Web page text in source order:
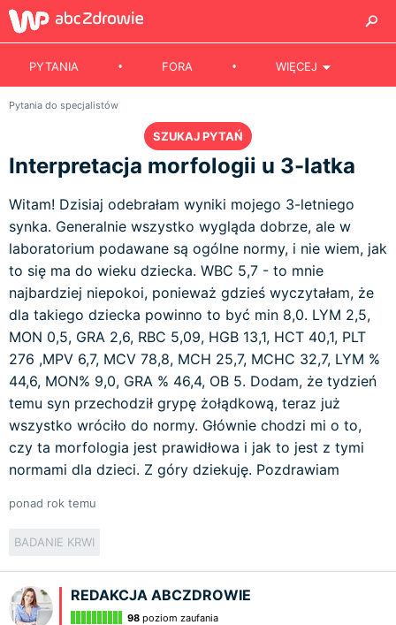
PYTANIA FORA WIĘCEJ
Pytania do specjalistów
SZUKAJ PYTAŃ
Interpretacja morfologii u 3-latka
Witam! Dzisiaj odebrałam wyniki mojego 3-letniego
synka. Generalnie wszystko wygląda dobrze, ale w
laboratorium podawane są ogólne normy, i nie wiem, jak
to się ma do wieku dziecka. WBC 5,7 - to mnie
najbardziej niepokoi, ponieważ gdzieś wyczytałam, że
dla takiego dziecka powinno to być min 8,0. LYM 2,5,
MON 0,5, GRA 2,6, RBC 5,09, HGB 13,1, HCT 40,1, PLT
276 ,MPV 6,7, MCV 78,8, MCH 25,7, MCHC 32,7, LYM %
44,6, MON% 9,0, GRA % 46,4, OB 5. Dodam, że tydzień
temu syn przechodził grypę żołądkową, teraz już
wszystko wróciło do normy. Głównie chodzi mi o to,
czy ta morfologia jest prawidłowa i jak to jest z tymi
normami dla dzieci. Z góry dziekuję. Pozdrawiam
ponad rok temu
BADANIE KRWI
REDAKCJA ABCZDROWIE
98 poziom zaufania